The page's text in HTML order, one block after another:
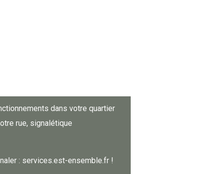
dans votre quartier
rue, signalétique
: services.est-ensemble.fr !